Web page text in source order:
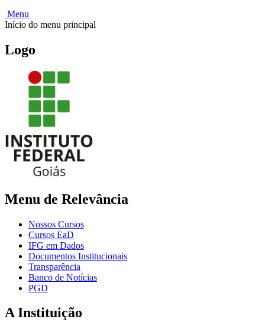
Menu
Início do menu principal
Logo
Menu de Relevância
Nossos Cursos
Cursos EaD
IFG em Dados
Documentos Institucionais
Transparência
Banco de Notícias
PGD
A Instituição